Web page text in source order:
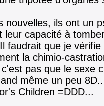
nouvelles, ils ont un
leur capacité à
faudrait que je
la chimio-
pas que le sexe
même un peu
Children =DDD...